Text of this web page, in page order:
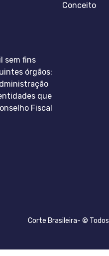
sem fins
órgãos:
que
Fiscal
Conceito
Corte Brasileira- ©